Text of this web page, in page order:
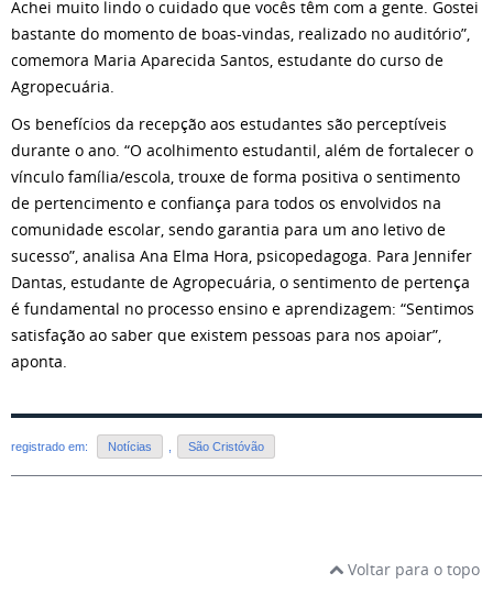
Achei muito lindo o cuidado que vocês têm com a gente. Gostei
bastante do momento de boas-vindas, realizado no auditório”,
comemora Maria Aparecida Santos, estudante do curso de
Agropecuária.
Os benefícios da recepção aos estudantes são perceptíveis
durante o ano. “O acolhimento estudantil, além de fortalecer o
vínculo família/escola, trouxe de forma positiva o sentimento
de pertencimento e confiança para todos os envolvidos na
comunidade escolar, sendo garantia para um ano letivo de
sucesso”, analisa Ana Elma Hora, psicopedagoga. Para Jennifer
Dantas, estudante de Agropecuária, o sentimento de pertença
é fundamental no processo ensino e aprendizagem: “Sentimos
satisfação ao saber que existem pessoas para nos apoiar”,
aponta.
registrado em: Notícias São Cristóvão
Voltar para o topo